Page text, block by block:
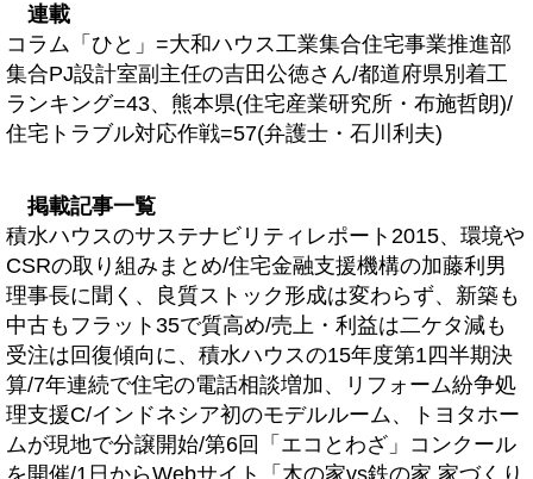
連載
コラム「ひと」=大和ハウス工業集合住宅事業推進部
集合PJ設計室副主任の吉田公徳さん/都道府県別着工
ランキング=43、熊本県(住宅産業研究所・布施哲朗)/
住宅トラブル対応作戦=57(弁護士・石川利夫)
掲載記事一覧
積水ハウスのサステナビリティレポート2015、環境や
CSRの取り組みまとめ/住宅金融支援機構の加藤利男
理事長に聞く、良質ストック形成は変わらず、新築も
中古もフラット35で質高め/売上・利益は二ケタ減も
受注は回復傾向に、積水ハウスの15年度第1四半期決
算/7年連続で住宅の電話相談増加、リフォーム紛争処
理支援C/インドネシア初のモデルルーム、トヨタホー
ムが現地で分譲開始/第6回「エコとわざ」コンクール
を開催/1日からWebサイト「木の家vs鉄の家 家づくり